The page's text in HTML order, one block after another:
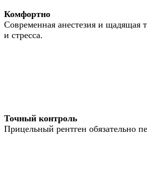
Комфортно
Современная анестезия и щадящая
и стресса.
Точный контроль
Прицельный рентген обязательно